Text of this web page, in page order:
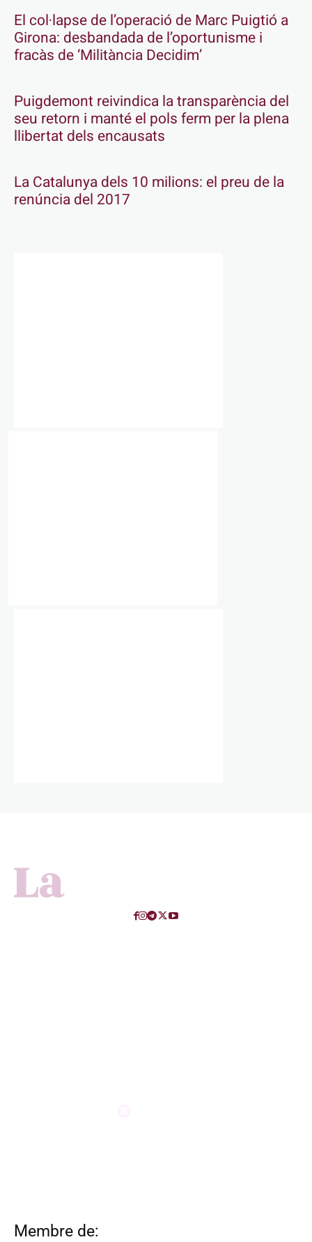
El col·lapse de l’operació de Marc Puigtió a
Girona: desbandada de l’oportunisme i
fracàs de ‘Militància Decidim’
Puigdemont reivindica la transparència del
seu retorn i manté el pols ferm per la plena
llibertat dels encausats
La Catalunya dels 10 milions: el preu de la
renúncia del 2017
Membre de: